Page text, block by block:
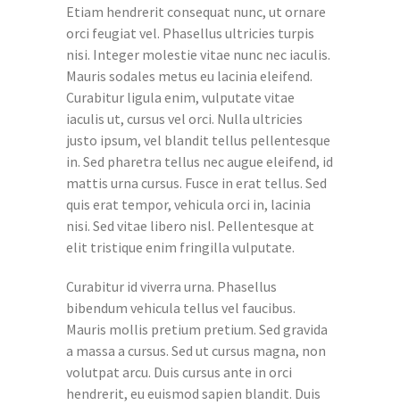
Etiam hendrerit consequat nunc, ut ornare
orci feugiat vel. Phasellus ultricies turpis
nisi. Integer molestie vitae nunc nec iaculis.
Mauris sodales metus eu lacinia eleifend.
Curabitur ligula enim, vulputate vitae
iaculis ut, cursus vel orci. Nulla ultricies
justo ipsum, vel blandit tellus pellentesque
in. Sed pharetra tellus nec augue eleifend, id
mattis urna cursus. Fusce in erat tellus. Sed
quis erat tempor, vehicula orci in, lacinia
nisi. Sed vitae libero nisl. Pellentesque at
elit tristique enim fringilla vulputate.
Curabitur id viverra urna. Phasellus
bibendum vehicula tellus vel faucibus.
Mauris mollis pretium pretium. Sed gravida
a massa a cursus. Sed ut cursus magna, non
volutpat arcu. Duis cursus ante in orci
hendrerit, eu euismod sapien blandit. Duis